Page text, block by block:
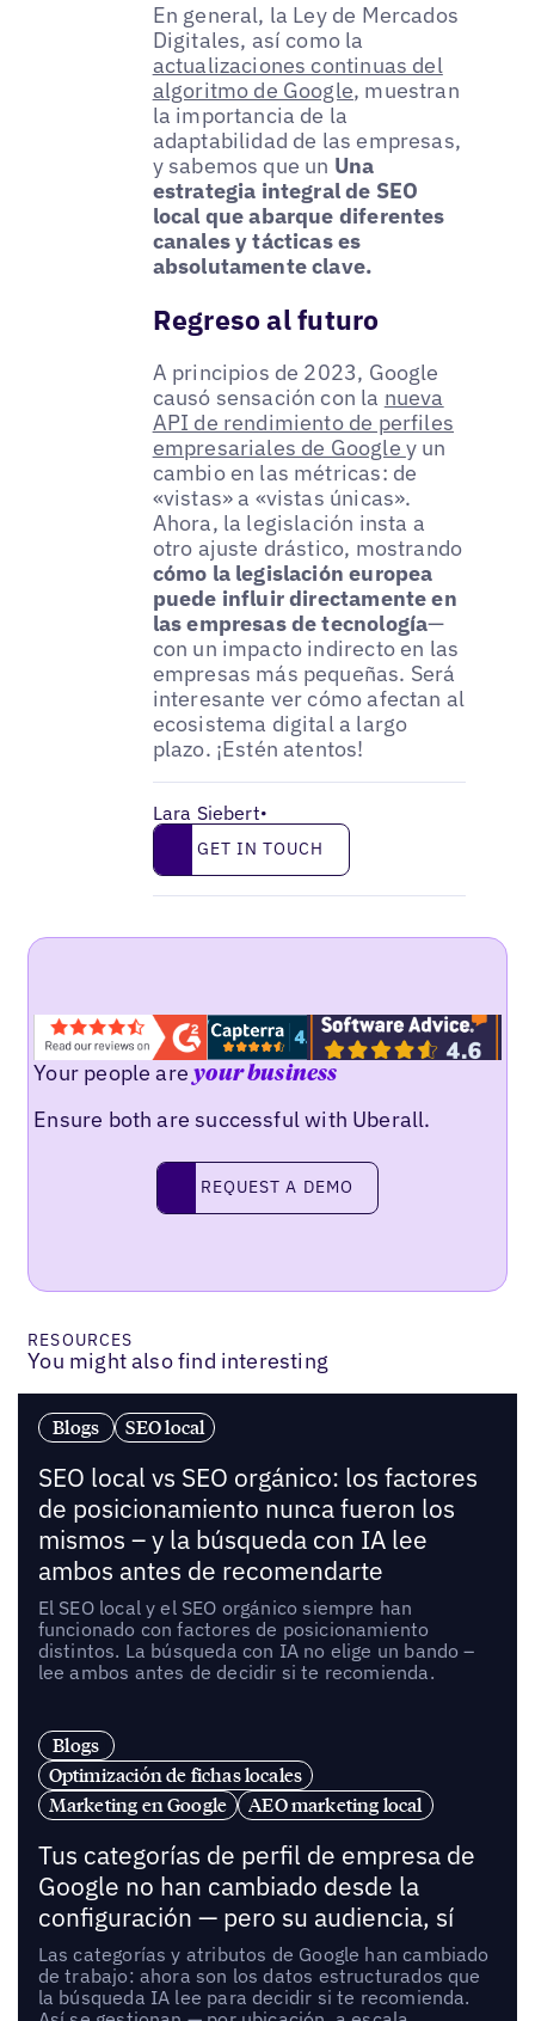
En general, la Ley de Mercados
Digitales, así como la
actualizaciones continuas del
algoritmo de Google, muestran
la importancia de la
adaptabilidad de las empresas,
y sabemos que un Una
estrategia integral de SEO
local que abarque diferentes
canales y tácticas es
absolutamente clave.
Regreso al futuro
A principios de 2023, Google
causó sensación con la nueva
API de rendimiento de perfiles
empresariales de Google y un
cambio en las métricas: de
«vistas» a «vistas únicas».
Ahora, la legislación insta a
otro ajuste drástico, mostrando
cómo la legislación europea
puede influir directamente en
las empresas de tecnología—
con un impacto indirecto en las
empresas más pequeñas. Será
interesante ver cómo afectan al
ecosistema digital a largo
plazo. ¡Estén atentos!
Lara Siebert•
Get in touch
GET IN TOUCH
Your people areyour business
Ensure both are successful with Uberall.
Request a demo
REQUEST A DEMO
RESOURCES
You might also find interesting
Blogs SEO local
SEO local vs SEO orgánico: los factores
de posicionamiento nunca fueron los
mismos – y la búsqueda con IA lee
ambos antes de recomendarte
El SEO local y el SEO orgánico siempre han
funcionado con factores de posicionamiento
distintos. La búsqueda con IA no elige un bando –
lee ambos antes de decidir si te recomienda.
Blogs
Optimización de fichas locales
Marketing en Google
AEO marketing local
Tus categorías de perfil de empresa de
Google no han cambiado desde la
configuración — pero su audiencia, sí
Las categorías y atributos de Google han cambiado
de trabajo: ahora son los datos estructurados que
la búsqueda IA lee para decidir si te recomienda.